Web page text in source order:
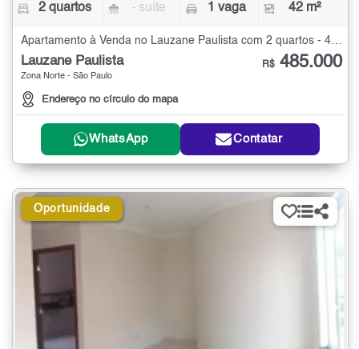
2 quartos - suíte 1 vaga 42 m²
Lauzane Paulista
Zona Norte - São Paulo
Endereço no círculo do mapa
R$ 485.000
WhatsApp Contatar
Oportunidade